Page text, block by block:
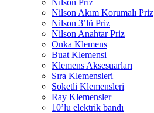
Nilson Priz
Nilson Akım Korumalı Priz
Nilson 3’lü Priz
Nilson Anahtar Priz
Onka Klemens
Buat Klemensi
Klemens Aksesuarları
Sıra Klemensleri
Soketli Klemensleri
Ray Klemensler
10’lu elektrik bandı